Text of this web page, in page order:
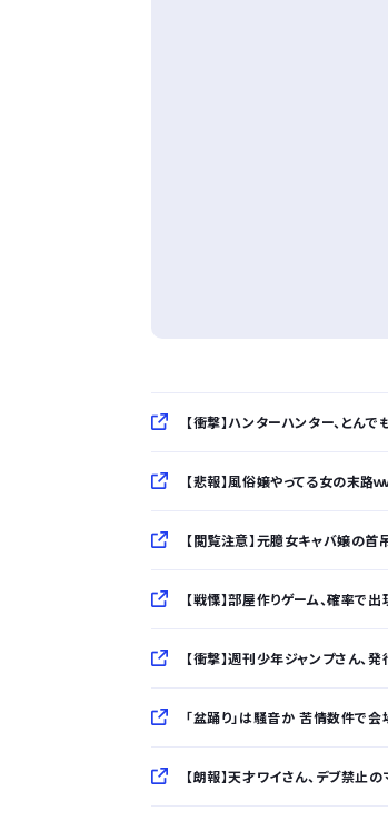
【衝撃】ハンターハンター、とん
【悲報】風俗嬢やってる女の末路ｗｗ
【閲覧注意】元臆女キャバ嬢の首
【戦慄】部屋作りゲーム、確率で
【衝撃】週刊少年ジャンプさん、発
「盆踊り」は騒音か 苦情数件で
【朗報】天才ワイさん、デブ禁止の